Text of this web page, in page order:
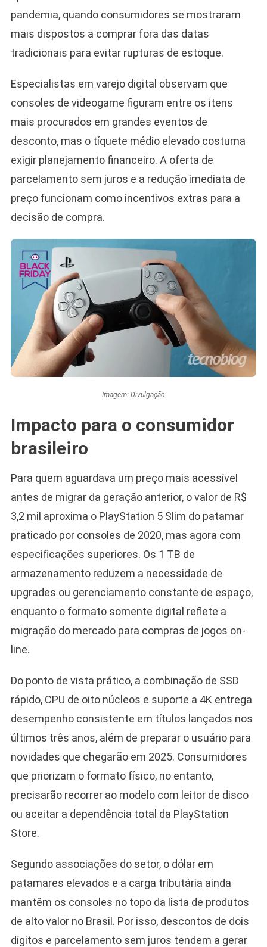
pandemia, quando consumidores se mostraram
mais dispostos a comprar fora das datas
tradicionais para evitar rupturas de estoque.
Especialistas em varejo digital observam que
consoles de videogame figuram entre os itens
mais procurados em grandes eventos de
desconto, mas o tíquete médio elevado costuma
exigir planejamento financeiro. A oferta de
parcelamento sem juros e a redução imediata de
preço funcionam como incentivos extras para a
decisão de compra.
Imagem: Divulgação
Impacto para o consumidor
brasileiro
Para quem aguardava um preço mais acessível
antes de migrar da geração anterior, o valor de R$
3,2 mil aproxima o PlayStation 5 Slim do patamar
praticado por consoles de 2020, mas agora com
especificações superiores. Os 1 TB de
armazenamento reduzem a necessidade de
upgrades ou gerenciamento constante de espaço,
enquanto o formato somente digital reflete a
migração do mercado para compras de jogos on-
line.
Do ponto de vista prático, a combinação de SSD
rápido, CPU de oito núcleos e suporte a 4K entrega
desempenho consistente em títulos lançados nos
últimos três anos, além de preparar o usuário para
novidades que chegarão em 2025. Consumidores
que priorizam o formato físico, no entanto,
precisarão recorrer ao modelo com leitor de disco
ou aceitar a dependência total da PlayStation
Store.
Segundo associações do setor, o dólar em
patamares elevados e a carga tributária ainda
mantêm os consoles no topo da lista de produtos
de alto valor no Brasil. Por isso, descontos de dois
dígitos e parcelamento sem juros tendem a gerar